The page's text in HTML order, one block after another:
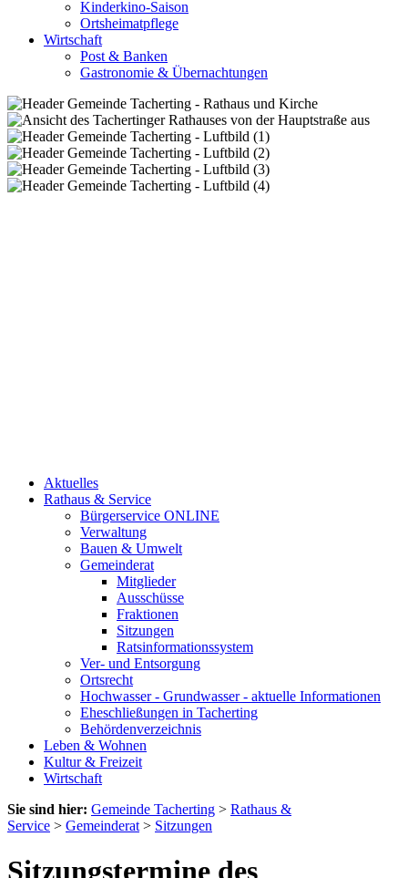
Kinderkino-Saison
Ortsheimatpflege
Wirtschaft
Post & Banken
Gastronomie & Übernachtungen
Aktuelles
Rathaus & Service
Bürgerservice ONLINE
Verwaltung
Bauen & Umwelt
Gemeinderat
Mitglieder
Ausschüsse
Fraktionen
Sitzungen
Ratsinformationssystem
Ver- und Entsorgung
Ortsrecht
Hochwasser - Grundwasser - aktuelle Informationen
Eheschließungen in Tacherting
Behördenverzeichnis
Leben & Wohnen
Kultur & Freizeit
Wirtschaft
Sie sind hier: Gemeinde Tacherting > Rathaus &
Service > Gemeinderat > Sitzungen
Sitzungstermine des